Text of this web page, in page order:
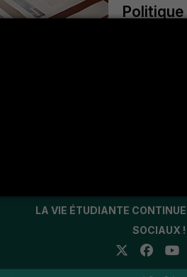
LA VIE ÉTUDIANTE
SOCIAUX !